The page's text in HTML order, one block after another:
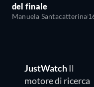
del finale
Manuela Santacatterina
JustWatch Il
motore di ricerca